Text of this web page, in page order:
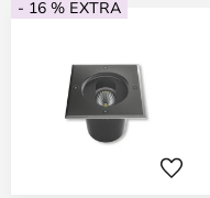
- 16 % EXTRA